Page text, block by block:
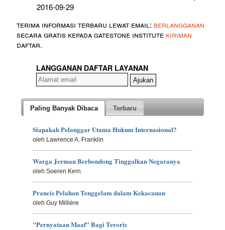
2016-09-29
terima informasi terbaru lewat email: berlangganan
secara gratis kepada gatestone institute kiriman
daftar.
LANGGANAN DAFTAR LAYANAN
Paling Banyak Dibaca Terbaru
Siapakah Pelanggar Utama Hukum Internasional?
oleh Lawrence A. Franklin
Warga Jerman Berbondong Tinggalkan Negaranya
oleh Soeren Kern
Prancis Pelahan Tenggelam dalam Kekacauan
oleh Guy Millière
"Pernyataan Maaf" Bagi Teroris